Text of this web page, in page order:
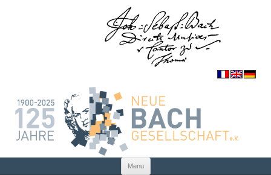
Menu Skip to content